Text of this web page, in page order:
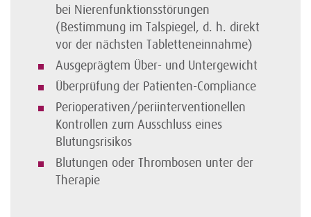
bei Nieren­funktions­störungen
(Bestimmung im Talspiegel, d. h. direkt
vor der nächsten Tabletteneinnahme)
Ausgeprägtem Über- und Untergewicht
Überprüfung der Patienten-Compliance
Perioperativen/periinterventionellen
Kontrollen zum Ausschluss eines
Blutungsrisikos
Blutungen oder Thrombosen unter der
Therapie